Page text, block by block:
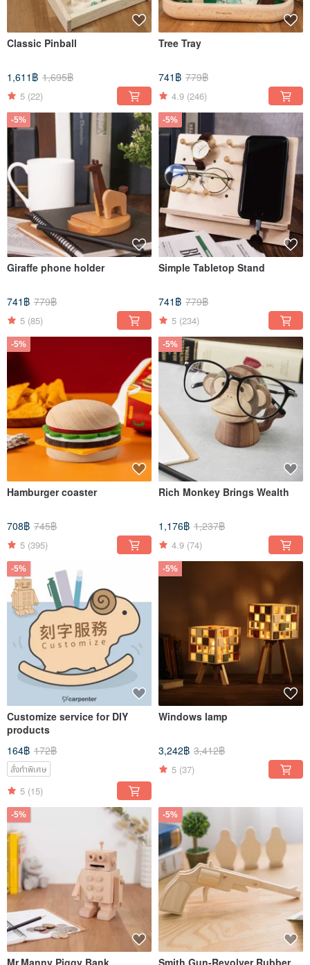
Classic Pinball
1,611฿ 1,695฿
5 (22)
Tree Tray
741฿ 779฿
4.9 (246)
-5%
Giraffe phone holder
741฿ 779฿
5 (85)
-5%
Simple Tabletop Stand
741฿ 779฿
5 (234)
-5%
Hamburger coaster
708฿ 745฿
5 (395)
-5%
Rich Monkey Brings Wealth
1,176฿ 1,237฿
4.9 (74)
-5%
Customize service for DIY
products
164฿ 172฿
สั่งทำพิเศษ
5 (15)
-5%
Windows lamp
3,242฿ 3,412฿
5 (37)
-5% -5%